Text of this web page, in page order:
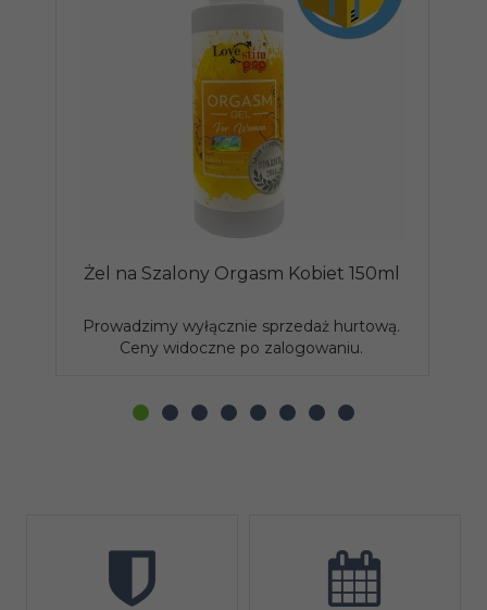
Żel na Szalony Orgasm Kobiet 150ml
Prowadzimy wyłącznie sprzedaż hurtową.
Ceny widoczne po zalogowaniu.